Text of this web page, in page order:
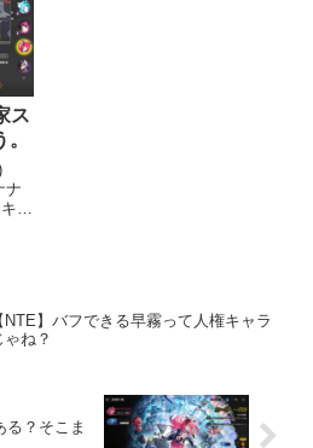
ス
ナ
ン
NTE】バフできる早霧って人権キャラ
ゃね？
る？そこま